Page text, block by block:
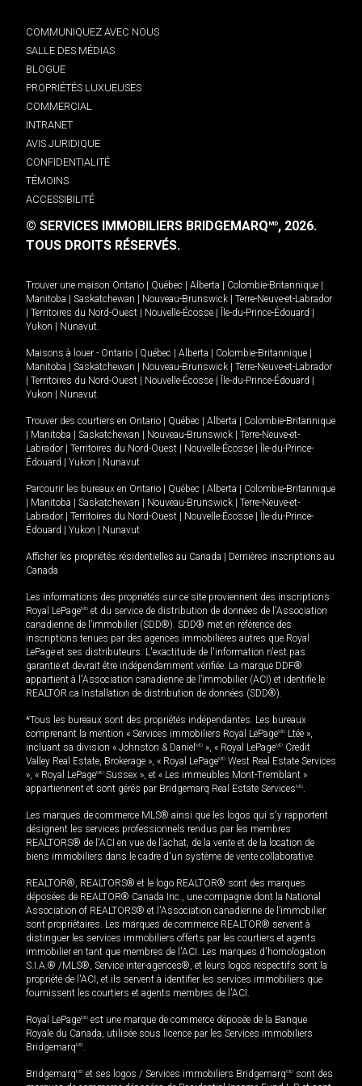
COMMUNIQUEZ AVEC NOUS
SALLE DES MÉDIAS
BLOGUE
PROPRIÉTÉS LUXUEUSES
COMMERCIAL
INTRANET
AVIS JURIDIQUE
CONFIDENTIALITÉ
TÉMOINS
ACCESSIBILITÉ
© SERVICES IMMOBILIERS BRIDGEMARQMD, 2026.
TOUS DROITS RÉSERVÉS.
Trouver une maison Ontario Québec Alberta Colombie-Britannique
Manitoba
Saskatchewan Nouveau-Brunswick
Terre-Neuve-et-Labrador
Territoires du Nord-Ouest Nouvelle-Écosse Île-du-Prince-Édouard
Yukon
Nunavut.
Maisons à louer - Ontario Québec Alberta Colombie-Britannique
Manitoba
Saskatchewan Nouveau-Brunswick
Terre-Neuve-et-Labrador
Territoires du Nord-Ouest Nouvelle-Écosse Île-du-Prince-Édouard
Yukon
Nunavut.
Trouver des courtiers en Ontario Québec Alberta
Colombie-Britannique
Manitoba Saskatchewan Nouveau-Brunswick
Terre-Neuve-et-
Labrador
Territoires du Nord-Ouest Nouvelle-Écosse
Île-du-Prince-
Édouard
Yukon Nunavut
Parcourir les bureaux en Ontario Québec Alberta
Colombie-Britannique
Manitoba Saskatchewan Nouveau-Brunswick
Terre-Neuve-et-
Labrador
Territoires du Nord-Ouest Nouvelle-Écosse
Île-du-Prince-
Édouard
Yukon Nunavut
Afficher les propriétés résidentielles au Canada
Dernières inscriptions au
Canada
Les informations des propriétés sur ce site proviennent des inscriptions
Royal LePageMD et du service de distribution de données de l'Association
canadienne de l’immobilier (SDD®). SDD® met en référence des
inscriptions tenues par des agences immobilières autres que Royal
LePage et ses distributeurs. L'exactitude de l'information n'est pas
garantie et devrait être indépendamment vérifiée. La marque DDF®
appartient à l'Association canadienne de l’immobilier (ACI) et identifie le
REALTOR.ca Installation de distribution de données (SDD®).
*Tous les bureaux sont des propriétés indépendantes. Les bureaux
comprenant la mention « Services immobiliers Royal LePageMD Ltée »,
incluant sa division « Johnston & Daniel MD », « Royal LePageMD Credit
Valley Real Estate, Brokerage », « Royal LePageMD West Real Estate Services
», « Royal LePageMD Sussex », et « Les immeubles Mont-Tremblant »
appartiennent et sont gérés par Bridgemarq Real Estate ServicesMD.
Les marques de commerce MLS® ainsi que les logos qui s'y rapportent
désignent les services professionnels rendus par les membres
REALTORS® de l'ACI en vue de l'achat, de la vente et de la location de
biens immobiliers dans le cadre d'un système de vente collaborative.
REALTOR®, REALTORS® et le logo REALTOR® sont des marques
déposées de REALTOR® Canada Inc., une compagnie dont la National
Association of REALTORS® et l'Association canadienne de l’immobilier
sont propriétaires. Les marques de commerce REALTOR® servent à
distinguer les services immobiliers offerts par les courtiers et agents
immobilier en tant que membres de l'ACI. Les marques d'homologation
S.I.A.® /MLS®, Service inter-agences®, et leurs logos respectifs sont la
propriété de l'ACI, et ils servent à identifier les services immobiliers que
fournissent les courtiers et agents membres de l'ACI.
Royal LePageMD est une marque de commerce déposée de la Banque
Royale du Canada, utilisée sous licence par les Services immobiliers
BridgemarqMD.
BridgemarqMD et ses logos / Services immobiliers BridgemarqMD sont des